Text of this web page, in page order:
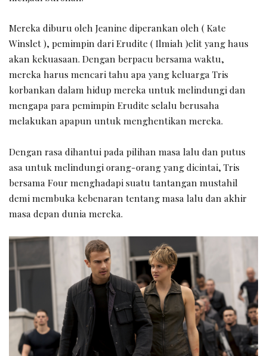
Mereka diburu oleh Jeanine diperankan oleh ( Kate
Winslet ), pemimpin dari Erudite ( Ilmiah )elit yang haus
akan kekuasaan. Dengan berpacu bersama waktu,
mereka harus mencari tahu apa yang keluarga Tris
korbankan dalam hidup mereka untuk melindungi dan
mengapa para pemimpin Erudite selalu berusaha
melakukan apapun untuk menghentikan mereka.
Dengan rasa dihantui pada pilihan masa lalu dan putus
asa untuk melindungi orang-orang yang dicintai, Tris
bersama Four menghadapi suatu tantangan mustahil
demi membuka kebenaran tentang masa lalu dan akhir
masa depan dunia mereka.